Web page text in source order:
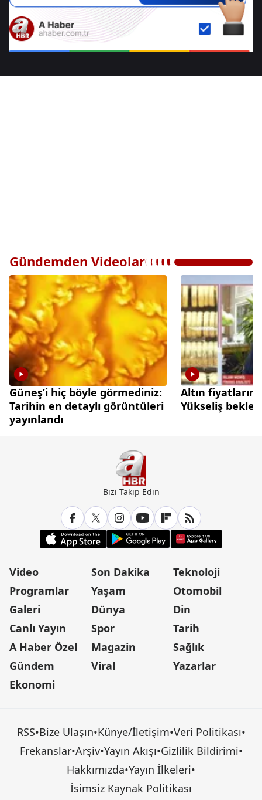
Gündemden Videolar
Güneş’i hiç böyle görmediniz:
Tarihin en detaylı görüntüleri
yayınlandı
Altın
Yükseliş
Bizi Takip Edin
Video
Programlar
Galeri
Canlı Yayın
A Haber Özel
Gündem
Ekonomi
Son Dakika
Yaşam
Dünya
Spor
Magazin
Viral
Teknoloji
Otomobil
Din
Tarih
Sağlık
Yazarlar
RSS•Bize Ulaşın•Künye/İletişim•Veri Politikası•
Frekanslar•Arşiv•Yayın Akışı•Gizlilik Bildirimi•
Hakkımızda•Yayın İlkeleri•
İsimsiz Kaynak Politikası